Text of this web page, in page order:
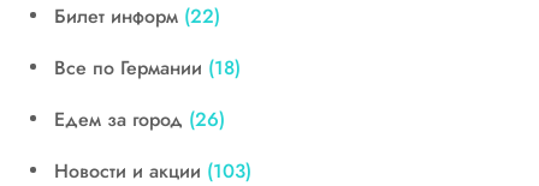
Билет информ (22)
Все по Германии (18)
Едем за город (26)
Новости и акции (103)